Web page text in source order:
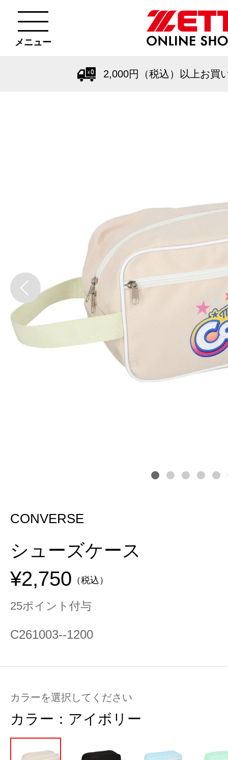
メニュー
2,000円（税込）以上お買
CONVERSE
シューズケース
¥2,750 （税込）
25ポイント付与
C261003--1200
カラーを選択してください
カラー： アイボリー